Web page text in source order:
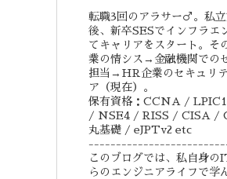
転職3回のアラサー♂。私立
後、新卒SESでインフラエ
てキャリアをスタート。そ
業の情シス→金融機関での
担当→HR企業のセキュリ
ア（現在）。
保有資格：CCNA /
/ NSE4 / RISS / CISA /
丸基礎 / eJPTv2 etc
このブログでは、私自身の
らのエンジニアライフで学